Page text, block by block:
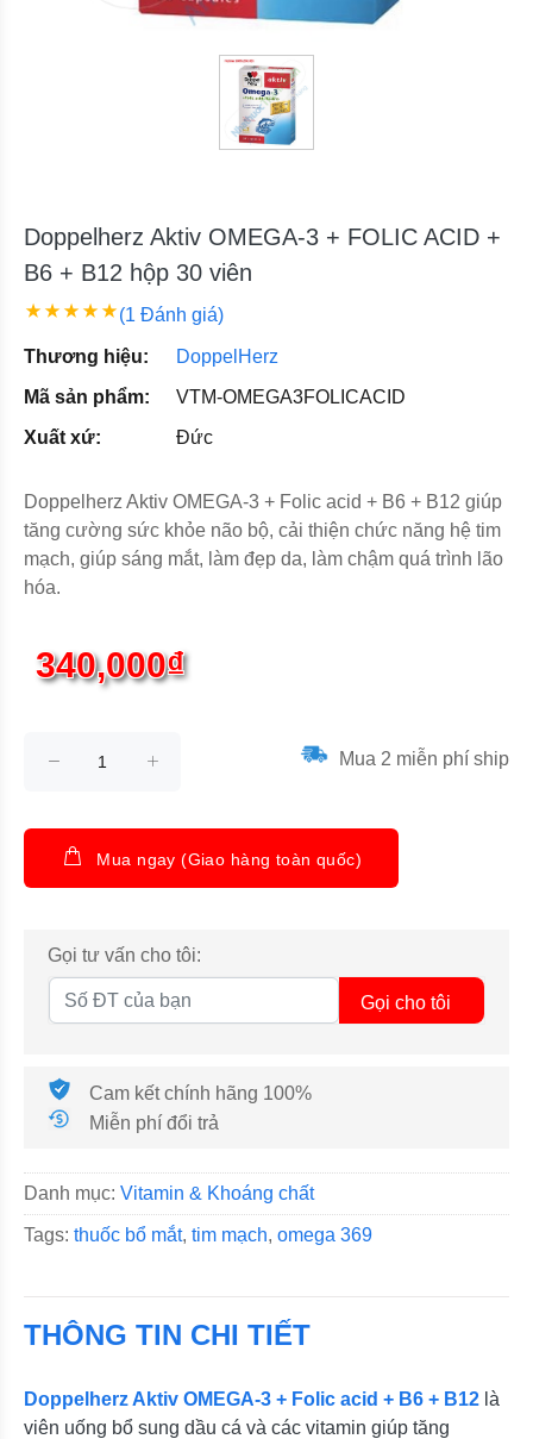
Doppelherz Aktiv OMEGA-3 + FOLIC ACID +
B6 + B12 hộp 30 viên
(1 Đánh giá)
Thương hiệu:
DoppelHerz
Mã sản phẩm:
VTM-OMEGA3FOLICACID
Xuất xứ:
Đức
Doppelherz Aktiv OMEGA-3 + Folic acid + B6 + B12 giúp
tăng cường sức khỏe não bộ, cải thiện chức năng hệ tim
mạch, giúp sáng mắt, làm đẹp da, làm chậm quá trình lão
hóa.
340,000₫
Mua 2 miễn phí ship
Mua ngay (Giao hàng toàn quốc)
Gọi tư vấn cho tôi:
Gọi cho tôi
Cam kết chính hãng 100%
Miễn phí đổi trả
Danh mục: Vitamin & Khoáng chất
Tags: thuốc bổ mắt, tim mạch, omega 369
THÔNG TIN CHI TIẾT
Doppelherz Aktiv OMEGA-3 + Folic acid + B6 + B12 là
viên uống bổ sung dầu cá và các vitamin giúp tăng